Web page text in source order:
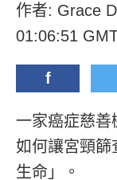
作者: Grace
01:06:51
f
一家癌症慈善
如何讓宮頸篩
生命」。